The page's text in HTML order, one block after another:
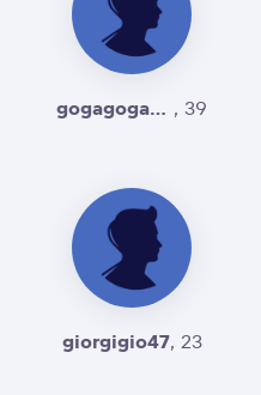
gogagoga123 , 39
giorgigio47, 23